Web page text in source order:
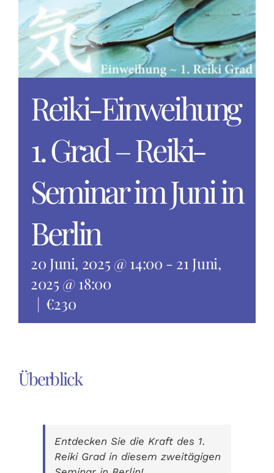
Kontakt
Jetzt buchen
Reiki-Einweihung
1. Grad – Reiki-
Seminar im Juni in
Berlin
20 Juni, 2025 @ 14:00 - 21 Juni,
2025 @ 18:00
| €230
Überblick
Entdecken Sie die Kraft des 1.
Reiki Grad in diesem zweitägigen